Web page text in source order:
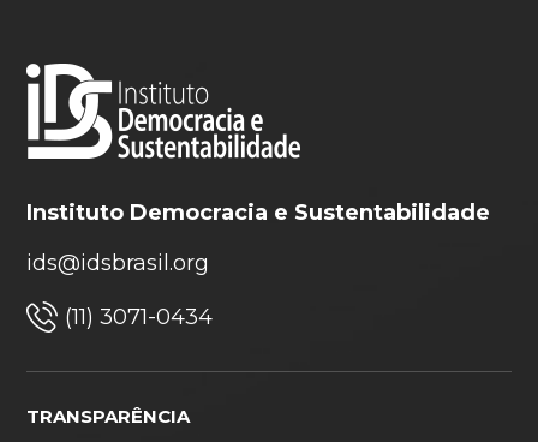
Instituto Democracia e Sustentabilidade
ids@idsbrasil.org
(11) 3071-0434
TRANSPARÊNCIA